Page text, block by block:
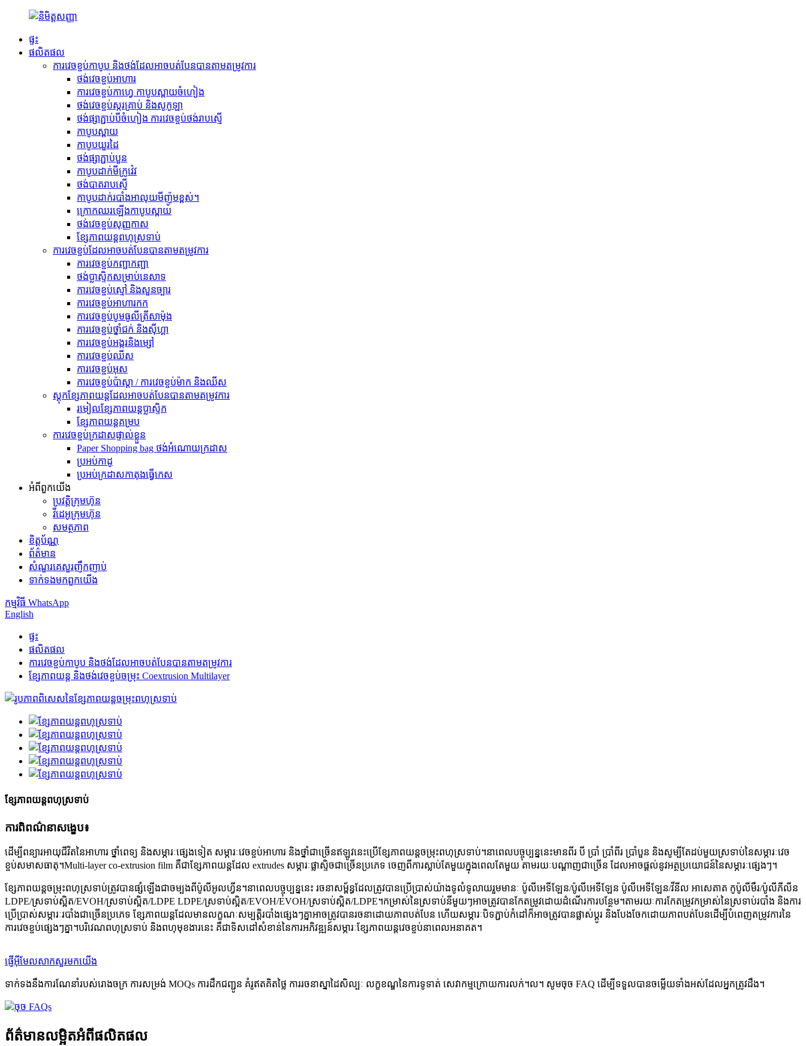
ផ្ទះ
ផលិតផល
ការវេចខ្ចប់កាបូប និងថង់ដែលអាចបត់បែនបានតាមតម្រូវការ
ថង់វេចខ្ចប់អាហារ
ការវេចខ្ចប់កាហ្វេ កាបូបស្ពាយចំហៀង
ថង់វេចខ្ចប់ស្ករគ្រាប់ និងសូកូឡា
ថង់ផ្សាភ្ជាប់បីចំហៀង ការវេចខ្ចប់ថង់រាបស្មើ
កាបូបស្ពាយ
កាបូបយួរដៃ
ថង់ផ្សាភ្ជាប់បួន
កាបូបដាក់មីក្រូវ៉េវ
ថង់បាតរាបស្មើ
កាបូបដាក់របាំងអាលុយមីញ៉ូមខ្ពស់។
ក្រោកឈរឡើងកាបូបស្ពាយ
ថង់វេចខ្ចប់សុញ្ញកាស
ខ្សែភាពយន្តពហុស្រទាប់
ការវេចខ្ចប់ដែលអាចបត់បែនបានតាមតម្រូវការ
ការវេចខ្ចប់កញ្ឆាកញ្ឆា
ថង់ប្លាស្ទិកសម្រាប់នេសាទ
ការវេចខ្ចប់ស្មៅ និងសួនច្បារ
ការវេចខ្ចប់អាហារកក
ការវេចខ្ចប់បូមធូលីត្រីសាម៉ុង
ការវេចខ្ចប់ថ្នាំជក់ និងស៊ីហ្គា
ការវេចខ្ចប់អង្ករនិងម្សៅ
ការវេចខ្ចប់ឈីស
ការវេចខ្ចប់អុស
ការវេចខ្ចប់ប៉ាស្តា / ការវេចខ្ចប់ម៉ាក និងឈីស
ស្តុកខ្សែភាពយន្តដែលអាចបត់បែនបានតាមតម្រូវការ
រមៀលខ្សែភាពយន្តប្លាស្ទិក
ខ្សែភាពយន្តគម្រប
ការវេចខ្ចប់ក្រដាសផ្ទាល់ខ្លួន
Paper Shopping bag ថង់អំណោយក្រដាស
ប្រអប់​កាដូ
ប្រអប់ក្រដាសកាតុងធ្វើកេស
អំពី​ពួក​យើង
ប្រវត្តិ​ក្រុមហ៊ុន
វីដេអូក្រុមហ៊ុន
សមត្ថភាព
ខិត្តប័ណ្ណ
ព័ត៌មាន
សំណួរគេសួរញឹកញាប់
ទាក់ទង​មក​ពួក​យើង
កម្មវិធី WhatsApp
English
ផ្ទះ
ផលិតផល
ការវេចខ្ចប់កាបូប និងថង់ដែលអាចបត់បែនបានតាមតម្រូវការ
ខ្សែភាពយន្ត និងថង់វេចខ្ចប់ចម្រុះ Coextrusion Multilayer
ខ្សែភាពយន្តពហុស្រទាប់
ការពិពណ៌នាសង្ខេប៖
ដើម្បីពន្យារអាយុជីវិតនៃអាហារ ថ្នាំពេទ្យ និងសម្ភារៈផ្សេងទៀត សម្ភារៈវេចខ្ចប់អាហារ និងថ្នាំជាច្រើនឥឡូវនេះប្រើខ្សែភាពយន្តចម្រុះពហុស្រទាប់។នាពេលបច្ចុប្បន្ននេះមានពីរ បី ប្រាំ ប្រាំពីរ ប្រាំបួន និងសូម្បីតែដប់មួយស្រទាប់នៃសម្ភារៈវេច
ខ្ចប់សមាសធាតុ។Multi-layer co-extrusion film គឺជាខ្សែភាពយន្តដែល extrudes សម្ភារៈផ្លាស្ទិចជាច្រើនប្រភេទ ចេញពីការស្លាប់តែមួយក្នុងពេលតែមួយ តាមរយៈបណ្តាញជាច្រើន ដែលអាចផ្តល់នូវអត្ថប្រយោជន៍នៃសម្ភារៈផ្សេងៗ។
ខ្សែភាពយន្តចម្រុះពហុស្រទាប់ត្រូវបានផ្សំឡើងជាចម្បងពីប៉ូលីអូលហ្វីន។នាពេលបច្ចុប្បន្ននេះ រចនាសម្ព័ន្ធដែលត្រូវបានប្រើប្រាស់យ៉ាងទូលំទូលាយរួមមានៈ ប៉ូលីអេទីឡែន/ប៉ូលីអេទីឡែន ប៉ូលីអេទីឡែន/វីនីល អាសេតាត កូប៉ូលីមឺរ/ប៉ូលីភីលីន
LDPE/ស្រទាប់ស្អិត/EVOH/ស្រទាប់ស្អិត/LDPE LDPE/ស្រទាប់ស្អិត/EVOH/EVOH/ស្រទាប់ស្អិត/LDPE។កម្រាស់នៃស្រទាប់នីមួយៗអាចត្រូវបានកែតម្រូវដោយដំណើរការបន្ថែម។តាមរយៈការកែតម្រូវកម្រាស់នៃស្រទាប់របាំង និងការ
ប្រើប្រាស់សម្ភារៈរបាំងជាច្រើនប្រភេទ ខ្សែភាពយន្តដែលមានលក្ខណៈសម្បត្តិរបាំងផ្សេងៗគ្នាអាចត្រូវបានរចនាដោយភាពបត់បែន ហើយសម្ភារៈបិទភ្ជាប់កំដៅក៏អាចត្រូវបានផ្លាស់ប្តូរ និងបែងចែកដោយភាពបត់បែនដើម្បីបំពេញតម្រូវការនៃ
ការវេចខ្ចប់ផ្សេងៗគ្នា។បរិវេណពហុស្រទាប់ និងពហុមុខងារនេះ គឺជាទិសដៅសំខាន់នៃការអភិវឌ្ឍន៍សម្ភារៈខ្សែភាពយន្តវេចខ្ចប់នាពេលអនាគត។
ផ្ញើអ៊ីមែលសាកសួរមកយើង
ទាក់ទងនឹងការណែនាំរបស់រោងចក្រ ការសម្រង់ MOQs ការដឹកជញ្ជូន គំរូឥតគិតថ្លៃ ការរចនាស្នាដៃសិល្បៈ លក្ខខណ្ឌនៃការទូទាត់ សេវាកម្មក្រោយការលក់។ល។ សូមចុច FAQ ដើម្បីទទួលបានចម្លើយទាំងអស់ដែលអ្នកត្រូវដឹង។
ចុច FAQs
ព័ត៌មានលម្អិតអំពីផលិតផល